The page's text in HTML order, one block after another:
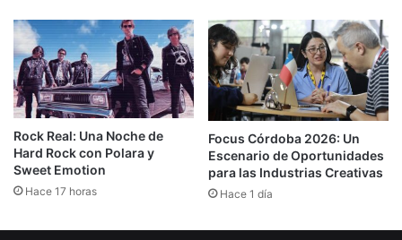
Rock Real: Una Noche de
Hard Rock con Polara y
Sweet Emotion
Hace 17 horas
Focus Córdoba 2026: Un
Escenario de Oportunidades
para las Industrias Creativas
Hace 1 día